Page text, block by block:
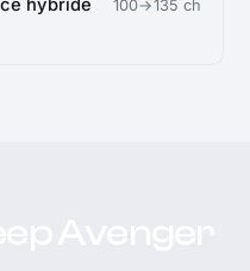
hybride
100→135 ch